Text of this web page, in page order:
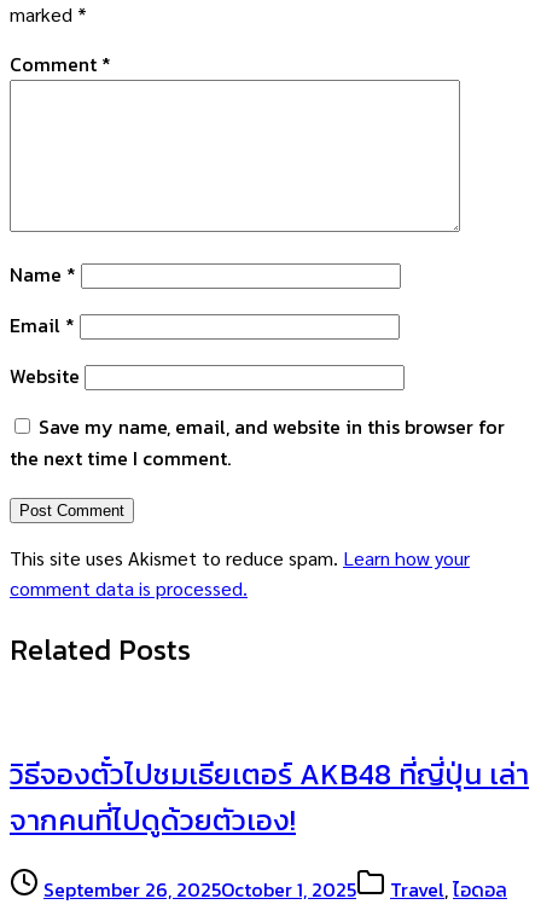
marked *
Comment *
Name *
Email *
Website
Save my name, email, and website in this browser for
the next time I comment.
This site uses Akismet to reduce spam. Learn how your
comment data is processed.
Related Posts
วิธีจองตั๋วไปชมเธียเตอร์ AKB48 ที่ญี่ปุ่น เล่า
จากคนที่ไปดูด้วยตัวเอง!
September 26, 2025October 1, 2025 Travel,ไอดอล